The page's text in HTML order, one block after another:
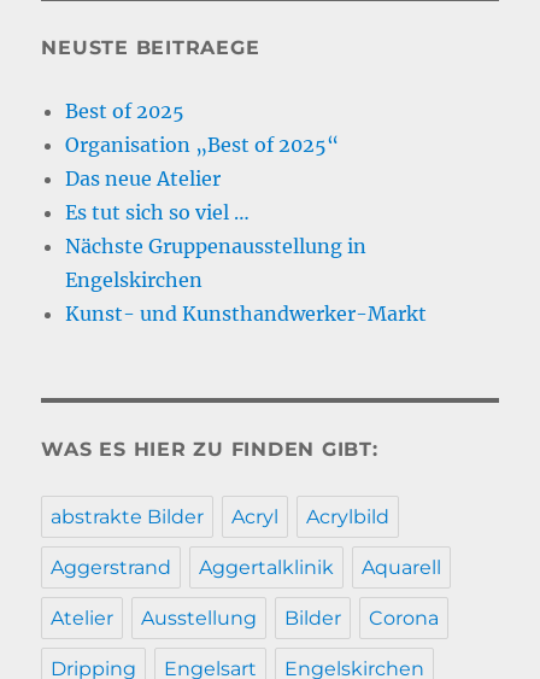
NEUSTE BEITRAEGE
Best of 2025
Organisation „Best of 2025“
Das neue Atelier
Es tut sich so viel …
Nächste Gruppenausstellung in
Engelskirchen
Kunst- und Kunsthandwerker-Markt
WAS ES HIER ZU FINDEN GIBT:
abstrakte Bilder Acryl Acrylbild
Aggerstrand Aggertalklinik Aquarell
Atelier Ausstellung Bilder Corona
Dripping Engelsart Engelskirchen